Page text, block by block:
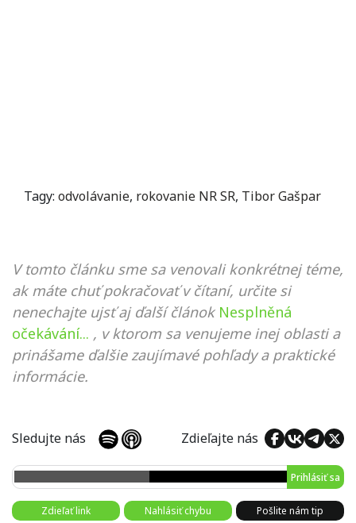
Tagy: odvolávanie, rokovanie NR SR, Tibor Gašpar
V tomto článku sme sa venovali konkrétnej téme,
ak máte chuť pokračovať v čítaní, určite si
nenechajte ujsť aj ďalší článok Nesplněná
očekávání... , v ktorom sa venujeme inej oblasti a
prinášame ďalšie zaujímavé pohľady a praktické
informácie.
Sledujte nás Zdieľajte nás
Prihlásiť sa
Zdieľať link Nahlásiť chybu Pošlite nám tip